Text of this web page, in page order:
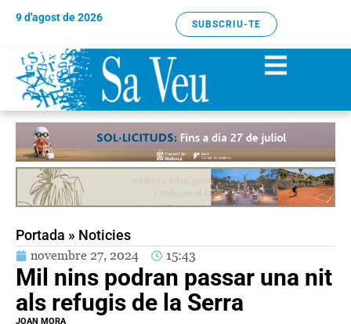
9 d'agost de 2026
SUBSCRIU-TE
Portada » Noticies
novembre 27, 2024 15:43
Mil nins podran passar una nit
als refugis de la Serra
JOAN MORA